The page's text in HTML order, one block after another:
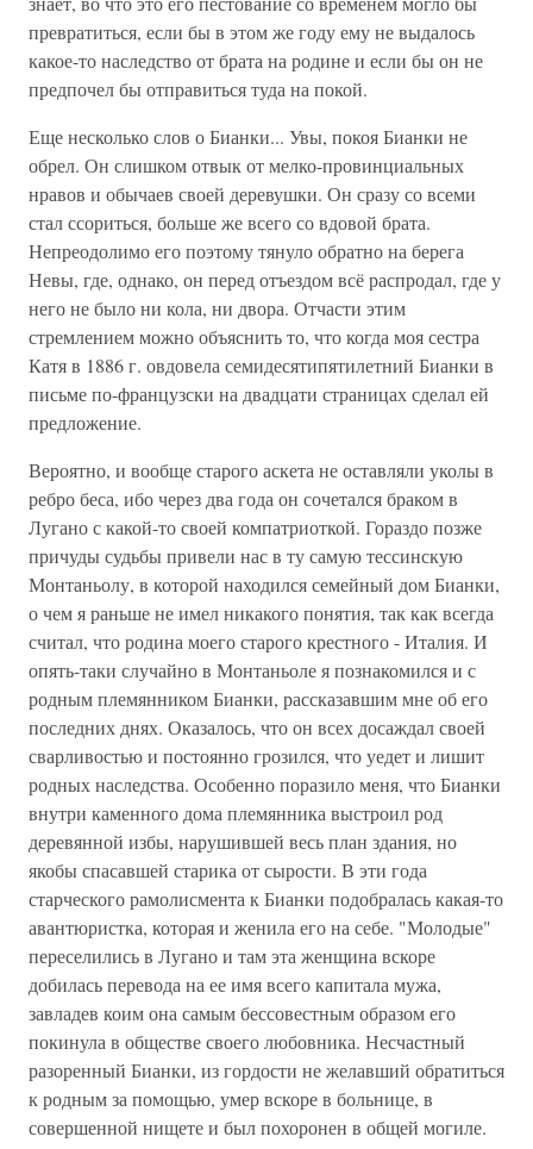
превратиться, если бы в этом же году ему не выдалось
какое-то наследство от брата на родине и если бы он не
предпочел бы отправиться туда на покой.
Еще несколько слов о Бианки... Увы, покоя Бианки не
обрел. Он слишком отвык от мелко-провинциальных
нравов и обычаев своей деревушки. Он сразу со всеми
стал ссориться, больше же всего со вдовой брата.
Непреодолимо его поэтому тянуло обратно на берега
Невы, где, однако, он перед отъездом всё распродал, где у
него не было ни кола, ни двора. Отчасти этим
стремлением можно объяснить то, что когда моя сестра
Катя в 1886 г. овдовела семидесятипятилетний Бианки в
письме по-французски на двадцати страницах сделал ей
предложение.
Вероятно, и вообще старого аскета не оставляли уколы в
ребро беса, ибо через два года он сочетался браком в
Лугано с какой-то своей компатриоткой. Гораздо позже
причуды судьбы привели нас в ту самую тессинскую
Монтаньолу, в которой находился семейный дом Бианки,
о чем я раньше не имел никакого понятия, так как всегда
считал, что родина моего старого крестного - Италия. И
опять-таки случайно в Монтаньоле я познакомился и с
родным племянником Бианки, рассказавшим мне об его
последних днях. Оказалось, что он всех досаждал своей
сварливостью и постоянно грозился, что уедет и лишит
родных наследства. Особенно поразило меня, что Бианки
внутри каменного дома племянника выстроил род
деревянной избы, нарушившей весь план здания, но
якобы спасавшей старика от сырости. В эти года
старческого рамолисмента к Бианки подобралась какая-то
авантюристка, которая и женила его на себе. "Молодые"
переселились в Лугано и там эта женщина вскоре
добилась перевода на ее имя всего капитала мужа,
завладев коим она самым бессовестным образом его
покинула в обществе своего любовника. Несчастный
разоренный Бианки, из гордости не желавший обратиться
к родным за помощью, умер вскоре в больнице, в
совершенной нищете и был похоронен в общей могиле.